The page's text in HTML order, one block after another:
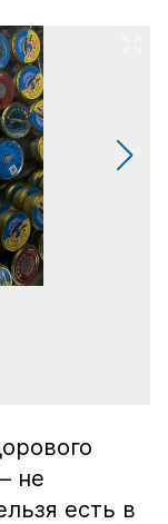
не
есть в